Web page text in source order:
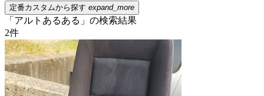
定番カスタムから探す expand_more
「アルトあるある」の検索結果
2件